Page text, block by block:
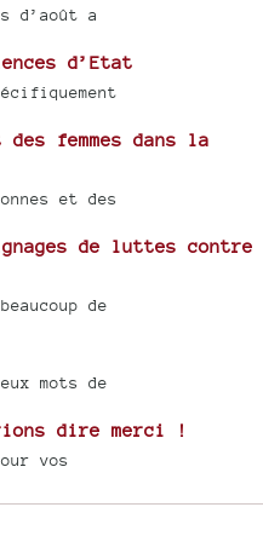
d’août a
d’Etat
femmes dans la
et des
de luttes contre
de
mots de
dire merci !
vos